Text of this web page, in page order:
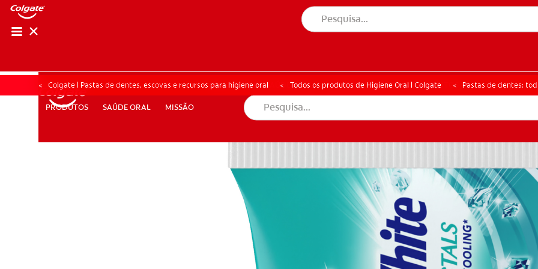
PRODUTOS SAÚDE ORAL MISSÃO
PRODUTOS SAÚDE ORAL MISSÃO
AVALIAÇÃO DE SAÚDE ORAL CORRESPONDÊNCIA DE PRODUTOS
Colgate | Pastas de dentes, escovas e recursos para higiene oral Todos os produtos de Higiene Oral | Colgate Pastas de dentes: